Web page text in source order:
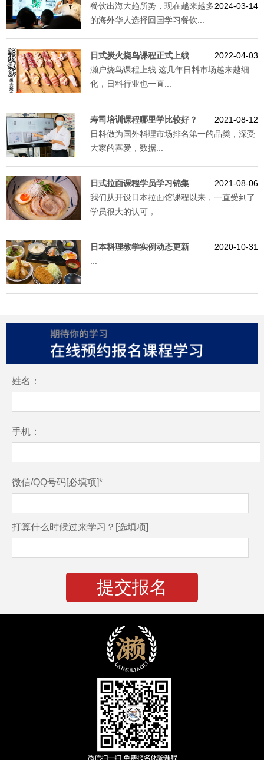
2024-03-14
餐饮出海大趋所势，现在越来越多
的海外华人选择回国学习餐饮...
日式炭火烧鸟课程正式上线
2022-04-03
濑户烧鸟课程上线 这几年日料市场越来越细
化，日料行业也一直...
寿司培训课程哪里学比较好？
2021-08-12
日料做为国外料理市场排名第一的品类，深受
大家的喜爱，数据...
日式拉面课程学员学习锦集
2021-08-06
我们从开设日本拉面馆课程以来，一直受到了
学员很大的认可，...
日本料理教学实例动态更新
2020-10-31
姓名：
手机：
微信/QQ号码[必填项]*
打算什么时候过来学习？[选填项]